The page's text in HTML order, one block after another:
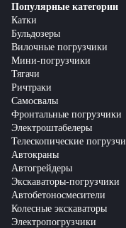
Популярные категории
Катки
Бульдозеры
Вилочные погрузчики
Мини-погрузчики
Тягачи
Ричтраки
Самосвалы
Фронтальные погрузчики
Электроштабелеры
Телескопические
Автокраны
Автогрейдеры
Экскаваторы-погрузчики
Автобетоносмесители
Колесные экскаваторы
Электропогрузчики